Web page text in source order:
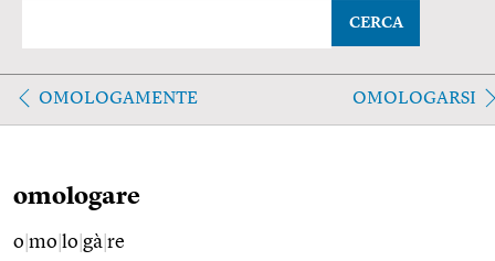
CERCA
OMOLOGAMENTE OMOLOGARSI
omologare
o mo lo gà re